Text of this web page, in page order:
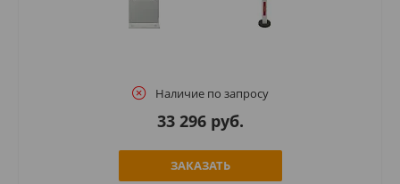
Наличие по запросу
33 296 руб.
ЗАКАЗАТЬ